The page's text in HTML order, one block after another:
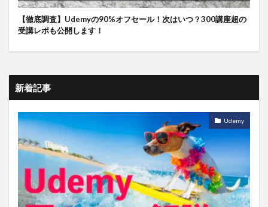
【徹底調査】Udemyの90%オフセール！次はいつ？300講座超の
受講レポも公開します！
新着記事
Udemy